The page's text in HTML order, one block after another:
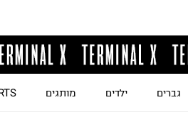
גברים ילדים מותגים